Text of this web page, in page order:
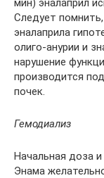
мин) эналаприл
Следует
эналаприла
олиго-анурии и
нарушение
производится
почек.
Гемодиализ
Начальная доза
Энама